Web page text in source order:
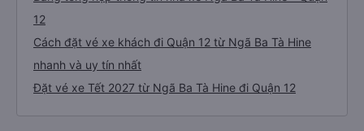
12
Cách đặt vé xe khách đi Quận 12 từ Ngã Ba Tà Hine
nhanh và uy tín nhất
Đặt vé xe Tết 2027 từ Ngã Ba Tà Hine đi Quận 12